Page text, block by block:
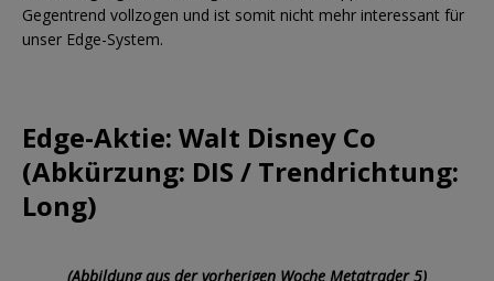
Gegentrend vollzogen und ist somit nicht mehr interessant für
unser Edge-System.
Edge-Aktie: Walt Disney Co
(Abkürzung: DIS / Trendrichtung:
Long)
(Abbildung aus der vorherigen Woche Metatrader 5)